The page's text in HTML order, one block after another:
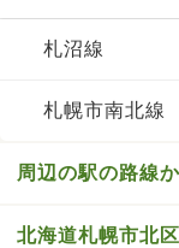
札沼線
札幌市南北線
周辺の駅の路線
北海道札幌市北